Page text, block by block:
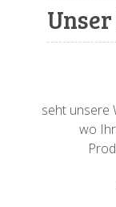
seht unsere
wo
Sonnenuhren
Spardosen
Vögel
Verschiedene
Wandschalen
Sockel +
Tierfiguren
Schildkröten
Schweine +
Verschiedene
Zwiebel- +